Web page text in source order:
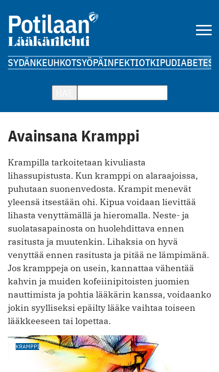
SYDÄNKEUHKOTSYÖPÄINFEKTIOTKIPUDIABETES
Avainsana Kramppi
Krampilla tarkoitetaan kivuliasta
lihassupistusta. Kun kramppi on alaraajoissa,
puhutaan suonenvedosta. Krampit menevät
yleensä itsestään ohi. Kipua voidaan lievittää
lihasta venyttämällä ja hieromalla. Neste- ja
suolatasapainosta on huolehdittava ennen
rasitusta ja muutenkin. Lihaksia on hyvä
venyttää ennen rasitusta ja pitää ne lämpimänä.
Jos kramppeja on usein, kannattaa vähentää
kahvin ja muiden kofeiinipitoisten juomien
nauttimista ja pohtia lääkärin kanssa, voidaanko
jokin syylliseksi epäilty lääke vaihtaa toiseen
lääkkeeseen tai lopettaa.
KRAMPPI